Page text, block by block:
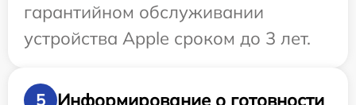
гарантийном обслуживании
устройства Apple сроком до 3 лет.
5 Информирование о готовности